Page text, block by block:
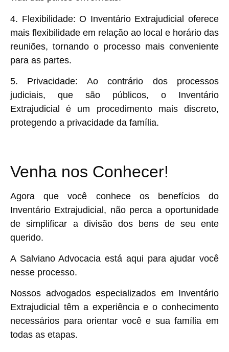
4. Flexibilidade: O Inventário Extrajudicial oferece
mais flexibilidade em relação ao local e horário das
reuniões, tornando o processo mais conveniente
para as partes.
5. Privacidade: Ao contrário dos processos
judiciais, que são públicos, o Inventário
Extrajudicial é um procedimento mais discreto,
protegendo a privacidade da família.
Venha nos Conhecer!
Agora que você conhece os benefícios do
Inventário Extrajudicial, não perca a oportunidade
de simplificar a divisão dos bens de seu ente
querido.
A Salviano Advocacia está aqui para ajudar você
nesse processo.
Nossos advogados especializados em Inventário
Extrajudicial têm a experiência e o conhecimento
necessários para orientar você e sua família em
todas as etapas.